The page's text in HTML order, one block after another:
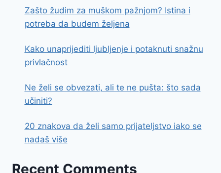
Zašto žudim za muškom pažnjom? Istina i
potreba da budem željena
Kako unaprijediti ljubljenje i potaknuti snažnu
privlačnost
Ne želi se obvezati, ali te ne pušta: što sada
učiniti?
20 znakova da želi samo prijateljstvo iako se
nadaš više
Recent Comments